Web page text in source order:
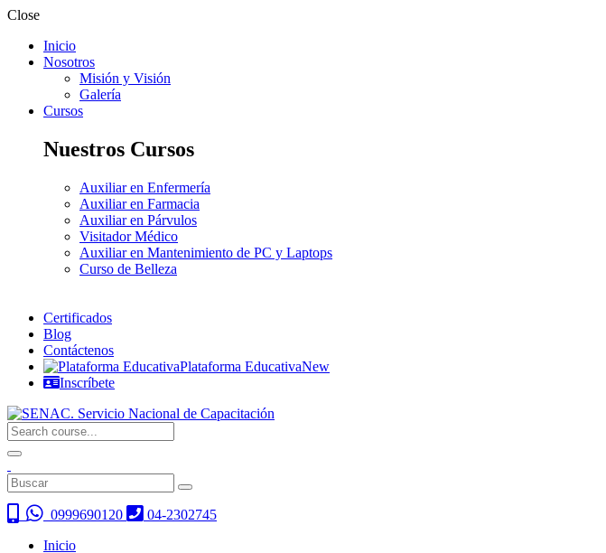
Close
Inicio
Nosotros
Misión y Visión
Galería
Cursos
Nuestros Cursos
Auxiliar en Enfermería
Auxiliar en Farmacia
Auxiliar en Párvulos
Visitador Médico
Auxiliar en Mantenimiento de PC y Laptops
Curso de Belleza
Certificados
Blog
Contáctenos
Plataforma EducativaNew
Inscríbete
0999690120
04-2302745
Inicio